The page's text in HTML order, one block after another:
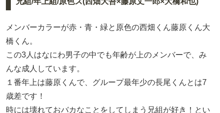
メンバーカラーが赤・青・緑と原色の西畑くん藤原くん大
橋くん。
この3人はなにわ男子の中でも年齢が上のメンバーで、み
んな成人しています。
１番年上は藤原くんで、グループ最年少の長尾くんとは7
歳差です！
時には壊れておバカなことをしてしまう兄組が好き！とい